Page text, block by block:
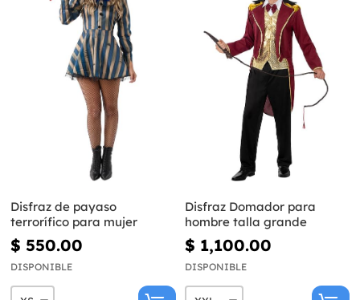
Disfraz de payaso
terrorífico para mujer
$ 550.00
DISPONIBLE
Disfraz Domador para
hombre talla grande
$ 1,100.00
DISPONIBLE